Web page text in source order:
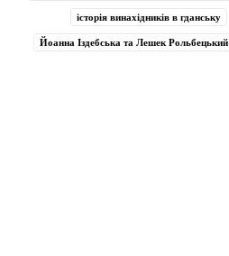
історія винахідників в гданську
Йоанна Іздебська та Лешек Рольбецький